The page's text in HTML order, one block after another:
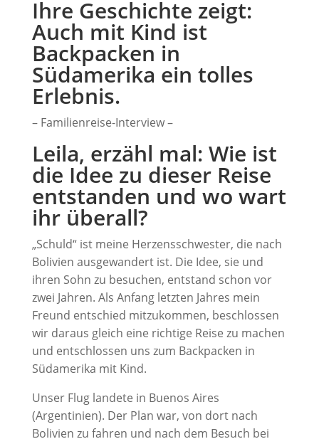
Ihre Geschichte zeigt:
Auch mit Kind ist
Backpacken in
Südamerika ein tolles
Erlebnis.
– Familienreise-Interview –
Leila, erzähl mal: Wie ist
die Idee zu dieser Reise
entstanden und wo wart
ihr überall?
„Schuld“ ist meine Herzensschwester, die nach
Bolivien ausgewandert ist. Die Idee, sie und
ihren Sohn zu besuchen, entstand schon vor
zwei Jahren. Als Anfang letzten Jahres mein
Freund entschied mitzukommen, beschlossen
wir daraus gleich eine richtige Reise zu machen
und entschlossen uns zum Backpacken in
Südamerika mit Kind.
Unser Flug landete in Buenos Aires
(Argentinien). Der Plan war, von dort nach
Bolivien zu fahren und nach dem Besuch bei